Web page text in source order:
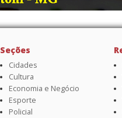
Seções
Cidades
Cultura
Economia e Negócio
Esporte
Policial